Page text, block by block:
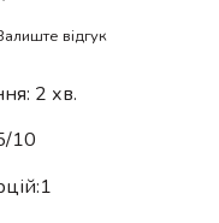
відгук
2 хв.
10
1